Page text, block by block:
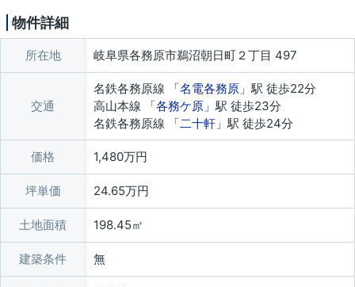
物件詳細
所在地 岐阜県各務原市鵜沼朝日町２丁目 497
交通
名鉄各務原線 「名電各務原 」駅 徒歩22分
高山本線 「各務ケ原 」駅 徒歩23分
名鉄各務原線 「二十軒 」駅 徒歩24分
価格 1,480万円
坪単価 24.65万円
土地面積 198.45㎡
建築条件 無